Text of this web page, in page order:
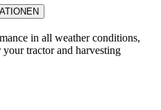
in all weather conditions,
tractor and harvesting